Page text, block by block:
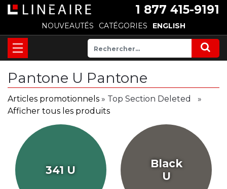
1 877 415-9191
NOUVEAUTÉS CATÉGORIES ENGLISH
Pantone U Pantone
Articles promotionnels » Top Section Deleted
»
Afficher tous les produits
341 U
Black
U